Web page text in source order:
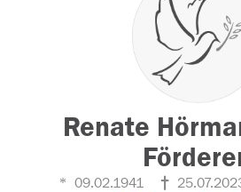
Renate
09.02.1941